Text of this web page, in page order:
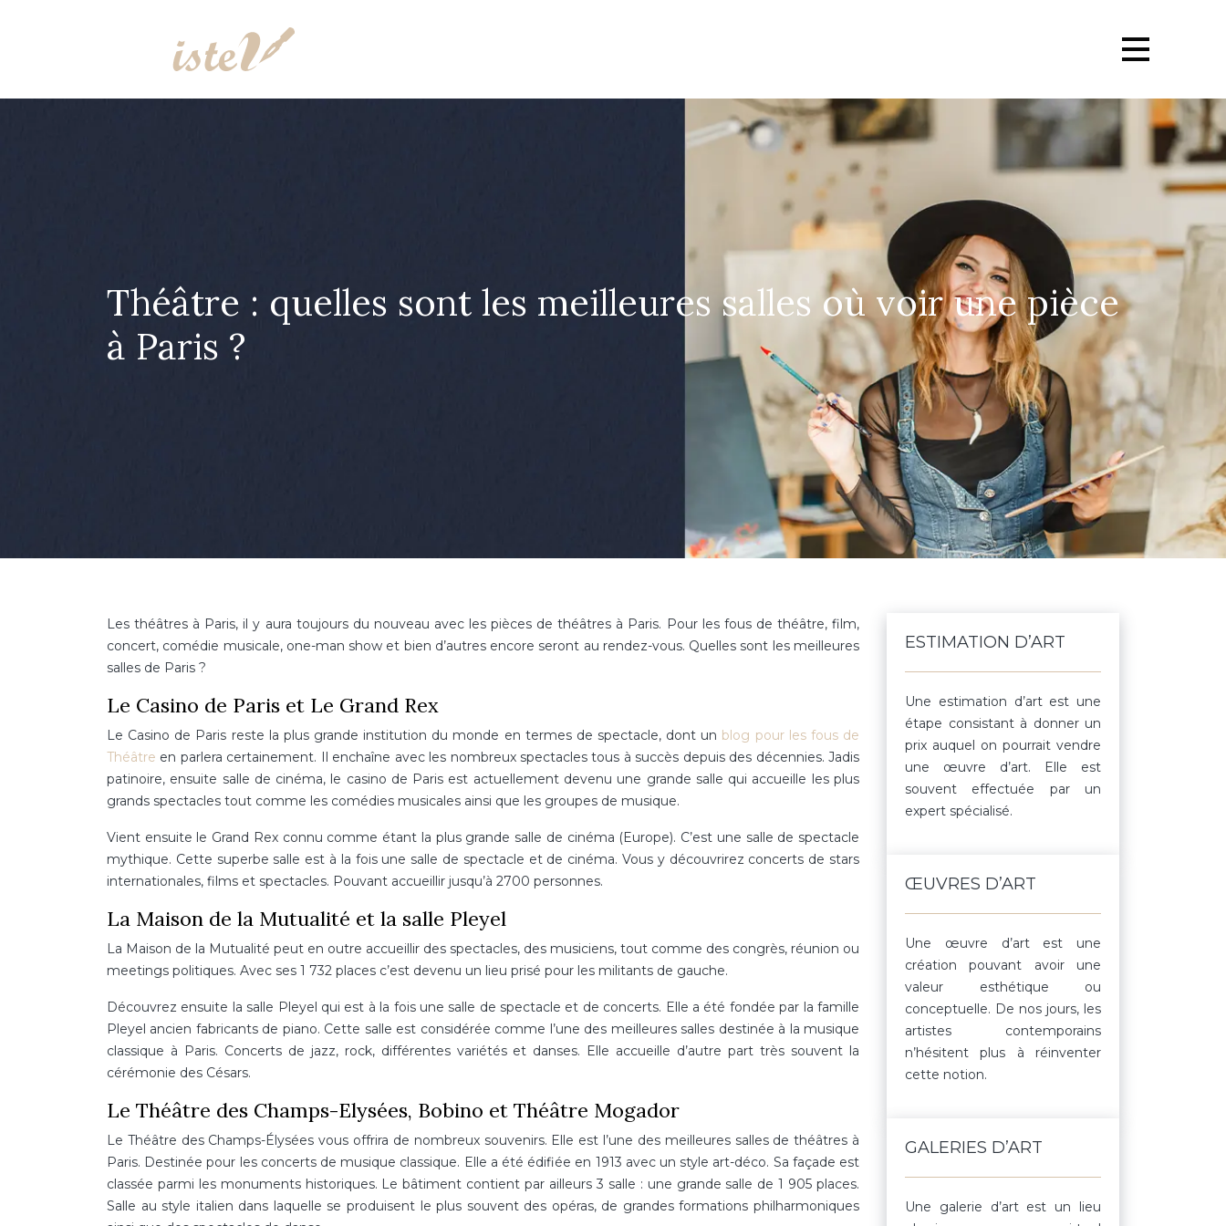
Théâtre : quelles sont les meilleures salles où voir une pièce
à Paris ?
Les théâtres à Paris, il y aura toujours du nouveau avec les pièces de théâtres à Paris. Pour les fous de théâtre, film,
concert, comédie musicale, one-man show et bien d’autres encore seront au rendez-vous. Quelles sont les meilleures
salles de Paris ?
Le Casino de Paris et Le Grand Rex
Le Casino de Paris reste la plus grande institution du monde en termes de spectacle, dont un blog pour les fous de
Théâtre en parlera certainement. Il enchaîne avec les nombreux spectacles tous à succès depuis des décennies. Jadis
patinoire, ensuite salle de cinéma, le casino de Paris est actuellement devenu une grande salle qui accueille les plus
grands spectacles tout comme les comédies musicales ainsi que les groupes de musique.
Vient ensuite le Grand Rex connu comme étant la plus grande salle de cinéma (Europe). C’est une salle de spectacle
mythique. Cette superbe salle est à la fois une salle de spectacle et de cinéma. Vous y découvrirez concerts de stars
internationales, films et spectacles. Pouvant accueillir jusqu’à 2700 personnes.
La Maison de la Mutualité et la salle Pleyel
La Maison de la Mutualité peut en outre accueillir des spectacles, des musiciens, tout comme des congrès, réunion ou
meetings politiques. Avec ses 1 732 places c’est devenu un lieu prisé pour les militants de gauche.
Découvrez ensuite la salle Pleyel qui est à la fois une salle de spectacle et de concerts. Elle a été fondée par la famille
Pleyel ancien fabricants de piano. Cette salle est considérée comme l’une des meilleures salles destinée à la musique
classique à Paris. Concerts de jazz, rock, différentes variétés et danses. Elle accueille d’autre part très souvent la
cérémonie des Césars.
Le Théâtre des Champs-Elysées, Bobino et Théâtre Mogador
Le Théâtre des Champs-Élysées vous offrira de nombreux souvenirs. Elle est l’une des meilleures salles de théâtres à
Paris. Destinée pour les concerts de musique classique. Elle a été édifiée en 1913 avec un style art-déco. Sa façade est
classée parmi les monuments historiques. Le bâtiment contient par ailleurs 3 salle : une grande salle de 1 905 places.
Salle au style italien dans laquelle se produisent le plus souvent des opéras, de grandes formations philharmoniques
ESTIMATION D’ART
Une estimation d’art est une
étape consistant à donner un
prix auquel on pourrait vendre
une œuvre d’art. Elle est
souvent effectuée par un
expert spécialisé.
ŒUVRES D’ART
Une œuvre d’art est une
création pouvant avoir une
valeur esthétique ou
conceptuelle. De nos jours, les
artistes contemporains
n’hésitent plus à réinventer
cette notion.
GALERIES D’ART
Une galerie d’art est un lieu